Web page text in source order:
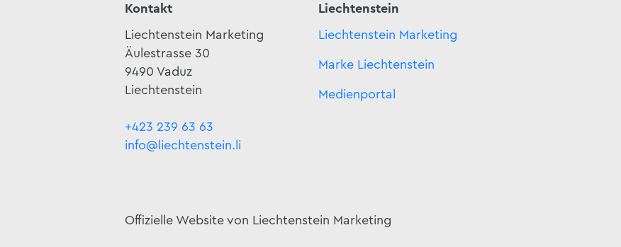
Kontakt
Liechtenstein Marketing
Äulestrasse 30
9490 Vaduz
Liechtenstein
+423 239 63 63
info@liechtenstein.li
Liechtenstein
Liechtenstein Marketing
Marke Liechtenstein
Medienportal
Offizielle Website von Liechtenstein Marketing